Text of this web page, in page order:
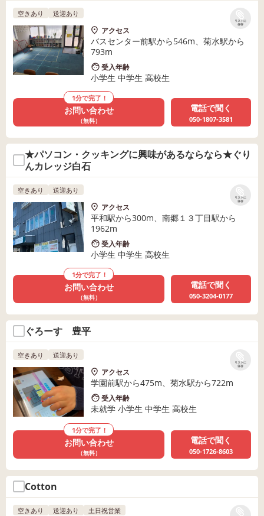
リストに
保存
空きあり 送迎あり
アクセス
バスセンター前駅から546m、菊水駅から
793m
受入年齢
小学生 中学生 高校生
1分で完了！
お問い合わせ
（無料）
電話で聞く
050-1807-3581
★パソコン・クッキングに興味があるならなら★ぐり
んカレッジ白石
リストに
保存
空きあり 送迎あり
アクセス
平和駅から300m、南郷１３丁目駅から
1962m
受入年齢
小学生 中学生 高校生
1分で完了！
お問い合わせ
（無料）
電話で聞く
050-3204-0177
ぐろーす 豊平
リストに
保存
空きあり 送迎あり
アクセス
学園前駅から475m、菊水駅から722m
受入年齢
未就学 小学生 中学生 高校生
1分で完了！
お問い合わせ
（無料）
電話で聞く
050-1726-8603
Cotton
空きあり 送迎あり 土日祝営業